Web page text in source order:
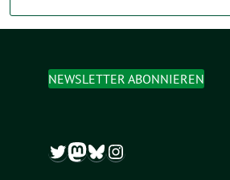
NEWSLETTER ABONNIEREN
Twitter
Mastodon
Bluesky
Instagram